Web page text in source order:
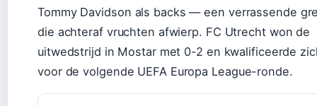
Tommy Davidson als backs — een verrassende
die achteraf vruchten afwierp. FC Utrecht won de
uitwedstrijd in Mostar met 0-2 en kwalificeerde
voor de volgende UEFA Europa League-ronde.